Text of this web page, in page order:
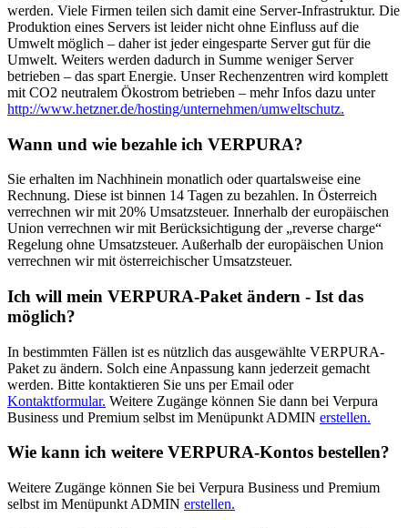
werden. Viele Firmen teilen sich damit eine Server-Infrastruktur. Die
Produktion eines Servers ist leider nicht ohne Einfluss auf die
Umwelt möglich – daher ist jeder eingesparte Server gut für die
Umwelt. Weiters werden dadurch in Summe weniger Server
betrieben – das spart Energie. Unser Rechenzentren wird komplett
mit CO2 neutralem Ökostrom betrieben – mehr Infos dazu unter
http://www.hetzner.de/hosting/unternehmen/umweltschutz.
Wann und wie bezahle ich VERPURA?
Sie erhalten im Nachhinein monatlich oder quartalsweise eine
Rechnung. Diese ist binnen 14 Tagen zu bezahlen. In Österreich
verrechnen wir mit 20% Umsatzsteuer. Innerhalb der europäischen
Union verrechnen wir mit Berücksichtigung der „reverse charge“
Regelung ohne Umsatzsteuer. Außerhalb der europäischen Union
verrechnen wir mit österreichischer Umsatzsteuer.
Ich will mein VERPURA-Paket ändern - Ist das
möglich?
In bestimmten Fällen ist es nützlich das ausgewählte VERPURA-
Paket zu ändern. Solch eine Anpassung kann jederzeit gemacht
werden. Bitte kontaktieren Sie uns per Email oder
Kontaktformular. Weitere Zugänge können Sie dann bei Verpura
Business und Premium selbst im Menüpunkt ADMIN erstellen.
Wie kann ich weitere VERPURA-Kontos bestellen?
Weitere Zugänge können Sie bei Verpura Business und Premium
selbst im Menüpunkt ADMIN erstellen.